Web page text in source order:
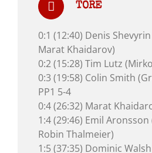
TORE
0:1 (12:40) Denis
Marat Khaidarov)
0:2 (15:28) Tim Lutz
0:3 (19:58) Colin Smith
PP1 5-4
0:4 (26:32) Marat
1:4 (29:46) Emil
Robin Thalmeier)
1:5 (37:35) Dominic